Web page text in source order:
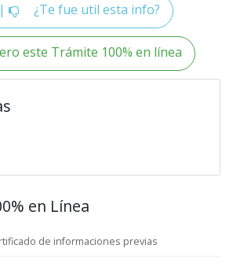
| ¿Te fue util esta info?
este Trámite 100% en línea
en Línea
de informaciones previas